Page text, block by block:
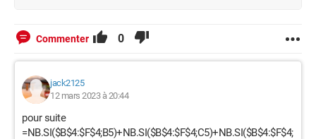
Commenter 0
jack2125
12 mars 2023 à 20:44
pour suite
=NB.SI($B$4:$F$4;B5)+NB.SI($B$4:$F$4;C5)+NB.SI($B$4:$F$4;